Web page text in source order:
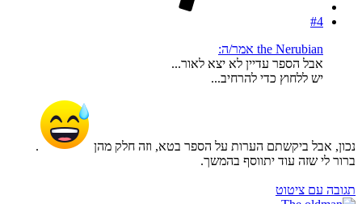
#4
the Nerubian אמר/ה:
אבל הספר עדיין לא יצא לאור...
יש ללחוץ כדי להרחיב...
נכון, אבל ביקשתם הערות על הספר בטא, וזה חלק מהן
.
ברור לי שזה עוד יתווסף בהמשך.
תגובה עם ציטוט